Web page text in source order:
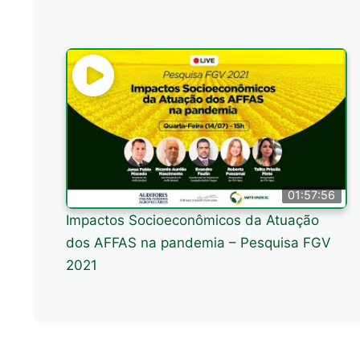
01:57:56
Impactos Socioeconômicos da Atuação
dos AFFAS na pandemia – Pesquisa FGV
2021